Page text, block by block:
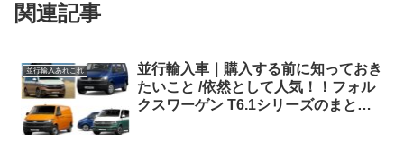
関連記事
並行輸入あれこれ
並行輸入車｜購入する前に知っておき
たいこと /依然として人気！！フォル
クスワーゲン T6.1シリーズのまと